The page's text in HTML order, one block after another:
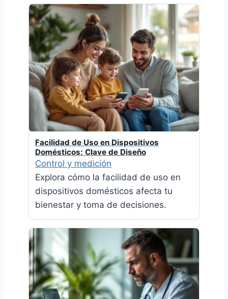
Facilidad de Uso en Dispositivos
Domésticos: Clave de Diseño
Control y medición
Explora cómo la facilidad de uso en
dispositivos domésticos afecta tu
bienestar y toma de decisiones.